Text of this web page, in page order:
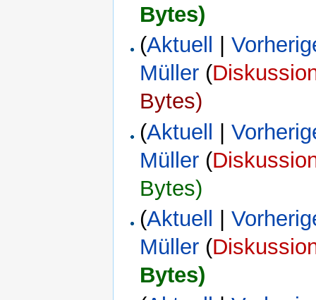
Bytes)
(Aktuell |
Müller (
Bytes)
(Aktuell |
Müller (
Bytes)
(Aktuell |
Müller (
Bytes)